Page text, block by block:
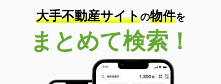
大手不動産サイトの物件を
まとめて検索！